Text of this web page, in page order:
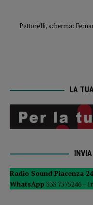
Pettorelli, scherma:
LA
Radio Sound Piacenza 24
WhatsApp 333 7575246 –